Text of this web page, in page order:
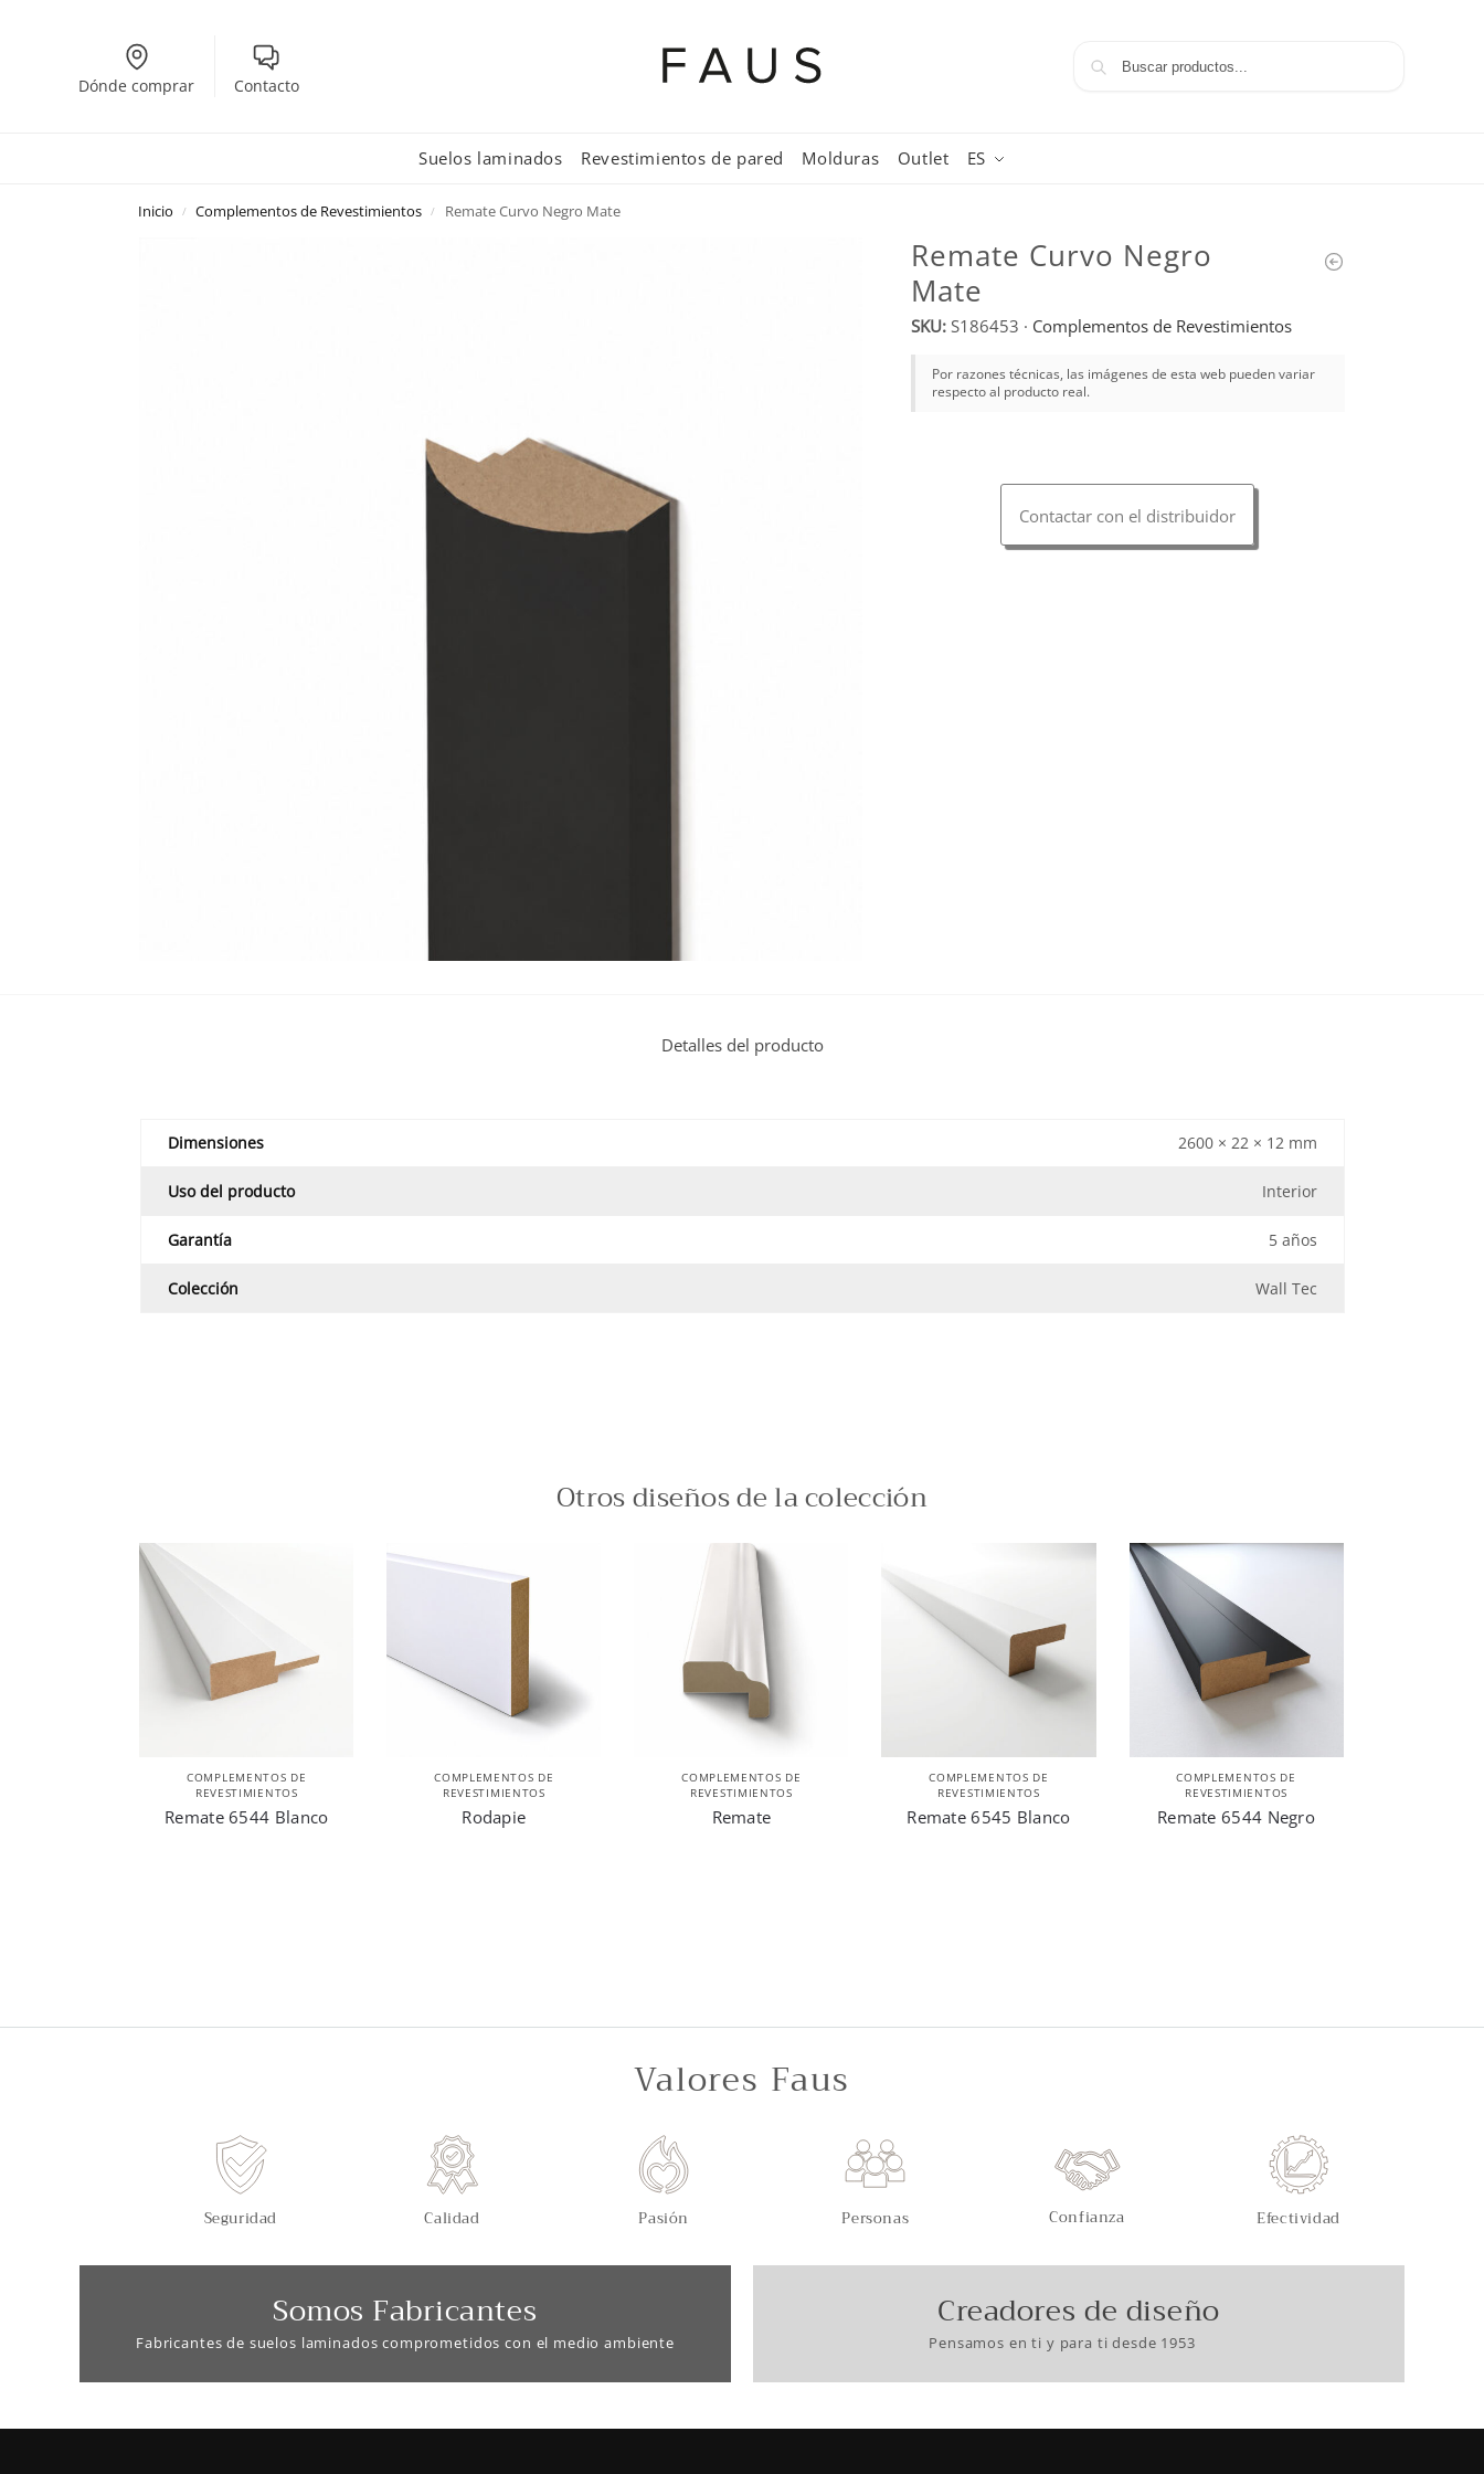
Dónde comprar Contacto
Suelos laminados Revestimientos de pared Molduras Outlet ES
Inicio / Complementos de Revestimientos / Remate Curvo Negro Mate
Remate Curvo Negro
Mate
SKU:S186453 · Complementos de Revestimientos
Por razones técnicas, las imágenes de esta web pueden variar
respecto al producto real.
Contactar con el distribuidor
Detalles del producto
Dimensiones 2600 × 22 × 12 mm
Uso del producto Interior
Garantía 5 años
Colección Wall Tec
Otros diseños de la colección
COMPLEMENTOS DE
REVESTIMIENTOS
Remate 6544 Blanco
COMPLEMENTOS DE
REVESTIMIENTOS
Rodapie
COMPLEMENTOS DE
REVESTIMIENTOS
Remate
COMPLEMENTOS DE
REVESTIMIENTOS
Remate 6545 Blanco
COMPLEMENTOS DE
REVESTIMIENTOS
Remate 6544 Negro
Valores Faus
Seguridad Calidad Pasión Personas Confianza Efectividad
Somos Fabricantes
Fabricantes de suelos laminados comprometidos con el medio ambiente
Creadores de diseño
Pensamos en ti y para ti desde 1953